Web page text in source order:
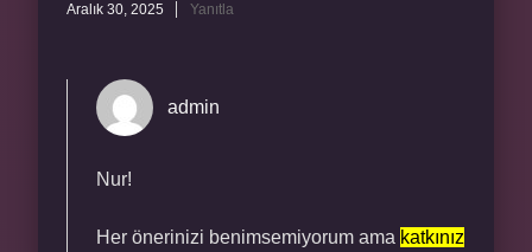
Aralık 30, 2025 Yanıtla
admin
Nur!
Her önerinizi benimsemiyorum ama katkınız